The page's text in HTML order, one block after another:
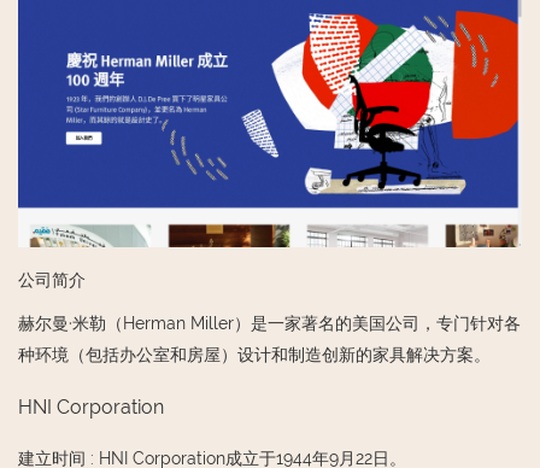
公司简介
赫尔曼·米勒（Herman Miller）是一家著名的美国公司，专门针对各
种环境（包括办公室和房屋）设计和制造创新的家具解决方案。
HNI Corporation
建立时间 : HNI Corporation成立于1944年9月22日。